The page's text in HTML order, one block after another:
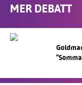
MER DEBATT